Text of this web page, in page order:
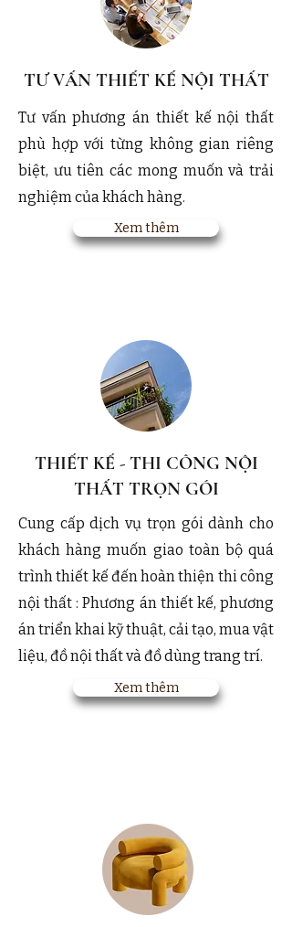
TƯ VẤN THIẾT KẾ NỘI THẤT
Tư vấn phương án thiết kế nội thất
phù hợp với từng không gian riêng
biệt, ưu tiên các mong muốn và trải
nghiệm của khách hàng.
Xem thêm
THIẾT KẾ - THI CÔNG NỘI
THẤT TRỌN GÓI
Cung cấp dịch vụ trọn gói dành cho
khách hàng muốn giao toàn bộ quá
trình thiết kế đến hoàn thiện thi công
nội thất : Phương án thiết kế, phương
án triển khai kỹ thuật, cải tạo, mua vật
liệu, đồ nội thất và đồ dùng trang trí.
Xem thêm